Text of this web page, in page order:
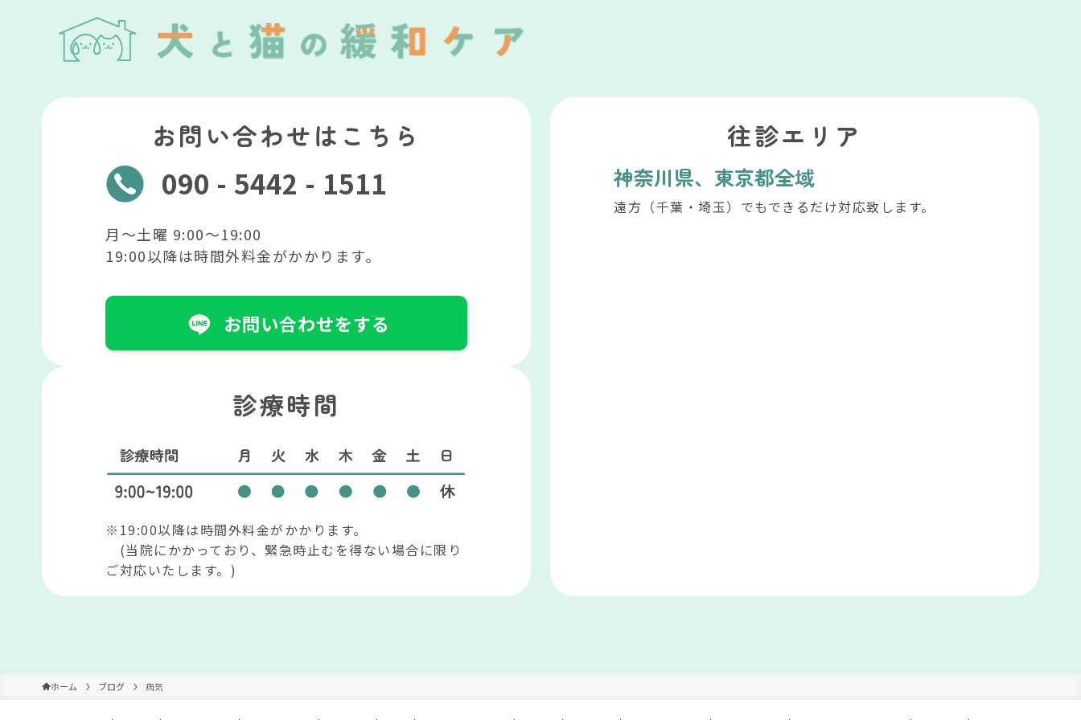
お問い合わせはこちら
090 - 5442 - 1511
月〜土曜 9:00〜19:00
19:00以降は時間外料金がかかります。
お問い合わせをする
診療時間
※19:00以降は時間外料金がかかります。
(当院にかかっており、緊急時止むを得ない場合に限り
ご対応いたします。)
往診エリア
神奈川県、東京都全域
遠方（千葉・埼玉）でもできるだけ対応致します。
ホーム ブログ 病気